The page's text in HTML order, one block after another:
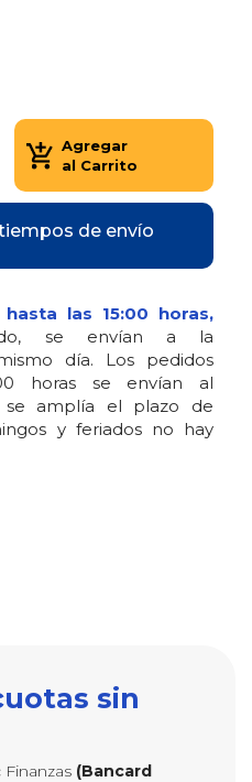
Agregar
al Carrito
de envío
hasta las 15:00 horas,
se envían a la
día. Los pedidos
horas se envían al
amplía el plazo de
y feriados no hay
sin
Finanzas (Bancard